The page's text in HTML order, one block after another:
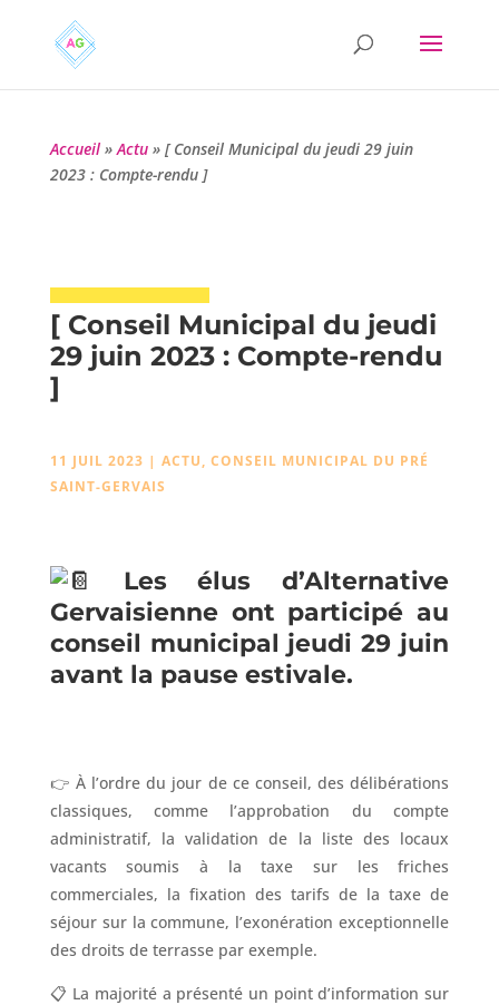
Accueil»Actu» [ Conseil Municipal du jeudi 29 juin
2023 : Compte-rendu ]
[ Conseil Municipal du jeudi
29 juin 2023 : Compte-rendu
]
11 JUIL 2023 | ACTU, CONSEIL MUNICIPAL DU PRÉ
SAINT-GERVAIS
Les élus d’Alternative
Gervaisienne ont participé au
conseil municipal jeudi 29 juin
avant la pause estivale.
👉 À l’ordre du jour de ce conseil, des délibérations
classiques, comme l’approbation du compte
administratif, la validation de la liste des locaux
vacants soumis à la taxe sur les friches
commerciales, la fixation des tarifs de la taxe de
séjour sur la commune, l’exonération exceptionnelle
des droits de terrasse par exemple.
📋 La majorité a présenté un point d’information sur